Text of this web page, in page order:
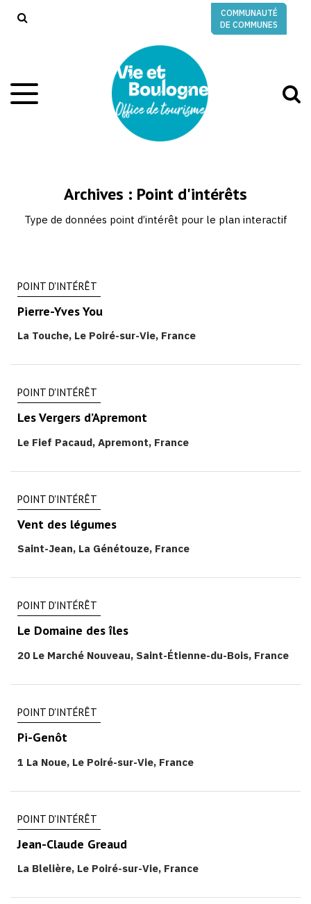
COMMUNAUTÉ
DE COMMUNES
Aller
à
Archives : Point d'intérêts
Type de données point d’intérêt pour le plan interactif
POINT D'INTÉRÊT
Pierre-Yves You
La Touche, Le Poiré-sur-Vie, France
POINT D'INTÉRÊT
Les Vergers d’Apremont
Le Fief Pacaud, Apremont, France
POINT D'INTÉRÊT
Vent des légumes
Saint-Jean, La Génétouze, France
POINT D'INTÉRÊT
Le Domaine des îles
20 Le Marché Nouveau, Saint-Étienne-du-Bois, France
POINT D'INTÉRÊT
Pi-Genôt
1 La Noue, Le Poiré-sur-Vie, France
POINT D'INTÉRÊT
Jean-Claude Greaud
La Blelière, Le Poiré-sur-Vie, France